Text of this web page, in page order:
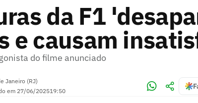
da F1
e causam
do filme anunciado
Janeiro (RJ)
em 27/06/202519:50